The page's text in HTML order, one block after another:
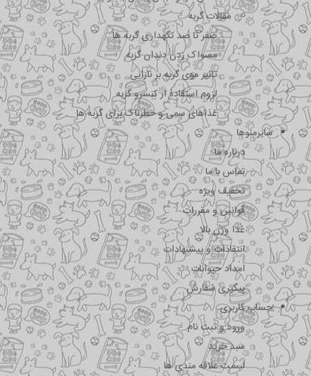
مقالات گربه
صفر تا صد نگهداری گربه ها
مسواک زدن دندان گربه
تاثیر موی گربه بر نازایی
لزوم استفاده از کنسرو گربه
غذاهای سمی و خطرناک برای گربه ها
سایرمنوها
درباره ما
تماس با ما
تخفیف ویژه
قوانین و مقررات
غذا وزن بالا
انتقادات و پیشنهادات
امداد حیوانات
پیگیری سفارش
حساب کاربری
ورود و ثبت نام
سبد خرید
لیست علاقه مندی ها